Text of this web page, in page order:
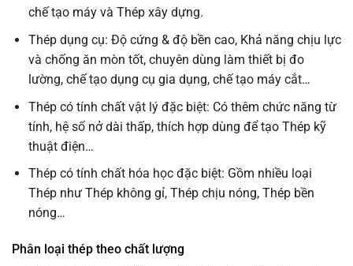
chế tạo máy và Thép xây dựng.
Thép dụng cụ: Độ cứng & độ bền cao, Khả năng chịu lực
và chống ăn mòn tốt, chuyên dùng làm thiết bị đo
lường, chế tạo dụng cụ gia dụng, chế tạo máy cắt…
Thép có tính chất vật lý đặc biệt: Có thêm chức năng từ
tính, hệ số nở dài thấp, thích hợp dùng để tạo Thép kỹ
thuật điện…
Thép có tính chất hóa học đặc biệt: Gồm nhiều loại
Thép như Thép không gỉ, Thép chịu nóng, Thép bền
nóng…
Phân loại thép theo chất lượng